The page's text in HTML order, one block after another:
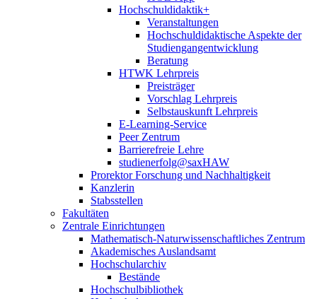
Hochschuldidaktik+
Veranstaltungen
Hochschuldidaktische Aspekte der
Studiengangentwicklung
Beratung
HTWK Lehrpreis
Preisträger
Vorschlag Lehrpreis
Selbstauskunft Lehrpreis
E-Learning-Service
Peer Zentrum
Barrierefreie Lehre
studienerfolg@saxHAW
Prorektor Forschung und Nachhaltigkeit
Kanzlerin
Stabsstellen
Fakultäten
Zentrale Einrichtungen
Mathematisch-Naturwissenschaftliches Zentrum
Akademisches Auslandsamt
Hochschularchiv
Bestände
Hochschulbibliothek